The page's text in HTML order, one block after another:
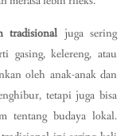
tradisional juga sering
gasing, kelereng, atau
oleh anak-anak dan
tetapi juga bisa
tentang budaya lokal.